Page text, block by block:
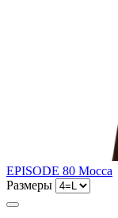
EPISODE 80 Mocca
Размеры